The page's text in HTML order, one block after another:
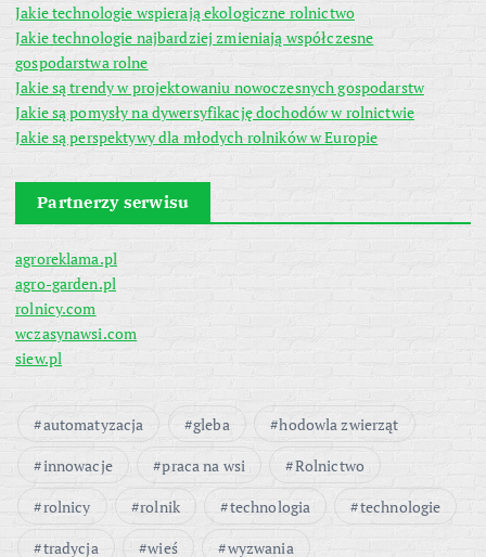
Jakie technologie wspierają ekologiczne rolnictwo
Jakie technologie najbardziej zmieniają współczesne
gospodarstwa rolne
Jakie są trendy w projektowaniu nowoczesnych gospodarstw
Jakie są pomysły na dywersyfikację dochodów w rolnictwie
Jakie są perspektywy dla młodych rolników w Europie
Partnerzy serwisu
agroreklama.pl
agro-garden.pl
rolnicy.com
wczasynawsi.com
siew.pl
automatyzacja gleba
hodowla zwierząt
innowacje
praca na wsi
Rolnictwo
rolnicy
rolnik technologia
technologie
tradycja
wieś
wyzwania